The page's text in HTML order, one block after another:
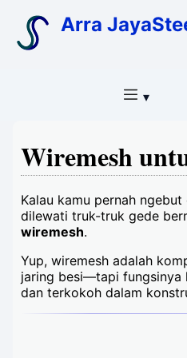
Arra
▾
Wiremesh
Kalau kamu pernah
dilewati truk-truk gede
wiremesh.
Yup, wiremesh adalah
jaring besi—tapi fungsinya
dan terkokoh dalam